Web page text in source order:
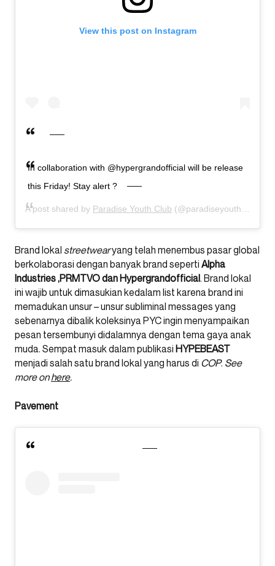
View this post on Instagram
In collaboration with @hypergrandofficial will be release
this Friday! Stay alert ?
A post shared by Paradise Youth Club (@paradiseyouthclub) on
Brand lokal streetwearyang telah menembus pasar global
berkolaborasi dengan banyak brand seperti Alpha
Industries ,PRMTVO dan Hypergrandofficial. Brand lokal
ini wajib untuk dimasukian kedalam list karena brand ini
memadukan unsur – unsur subliminal messages yang
sebenarnya dibalik koleksinya PYC ingin menyampaikan
pesan tersembunyi didalamnya dengan tema gaya anak
muda. Sempat masuk dalam publikasi HYPEBEAST
menjadi salah satu brand lokal yang harus di COP. See
more onhere.
Pavement